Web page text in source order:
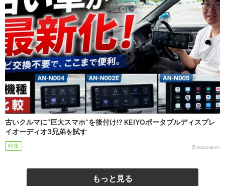
古いクルマに“巨大スマホ”を後付け!? KEIYOポータブルディスプレ
イオーディオ3兄弟を試す
特集 2026/08/04
もっと見る